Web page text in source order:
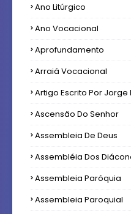
Ano Litúrgico
Ano Vocacional
Aprofundamento
Arraiá Vocacional
Artigo Escrito Por Jorge
Ascensão Do Senhor
Assembleia De Deus
Assembléia Dos
Assembleia Paróquia
Assembleia Paroquial